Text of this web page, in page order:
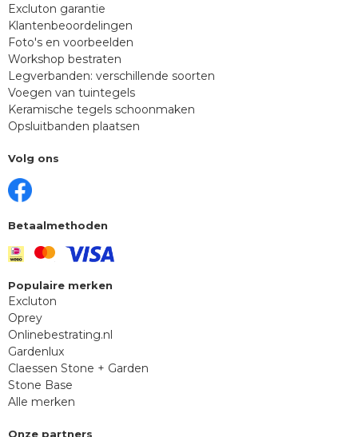
Excluton garantie
Klantenbeoordelingen
Foto's en voorbeelden
Workshop bestraten
Legverbanden: verschillende soorten
Voegen van tuintegels
Keramische tegels schoonmaken
Opsluitbanden plaatsen
Volg ons
Betaalmethoden
Populaire merken
Excluton
Oprey
Onlinebestrating.nl
Gardenlux
Claessen Stone + Garden
Stone Base
Alle merken
Onze partners